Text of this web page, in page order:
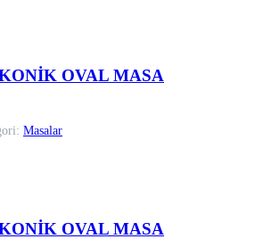
OVAL MASA
Masalar
OVAL MASA